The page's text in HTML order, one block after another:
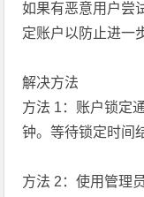
如果有恶意用户尝
定账户以防止进一
解决方法
方法 1：账户锁定
钟。等待锁定时间
方法 2：使用管理